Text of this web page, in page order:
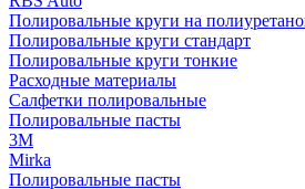
Полировальные круги на
Полировальные круги стандарт
Полировальные круги тонкие
Расходные материалы
Салфетки полировальные
Полировальные пасты
3М
Mirka
Полировальные пасты